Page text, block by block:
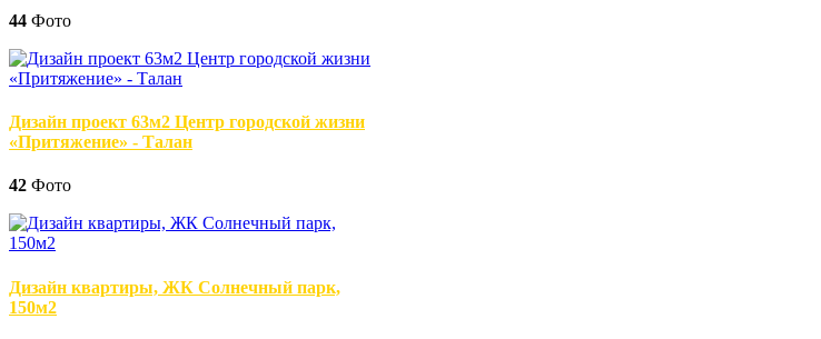
44 Фото
Дизайн проект 63м2 Центр городской жизни
«Притяжение» - Талан
42 Фото
Дизайн квартиры, ЖК Солнечный парк,
150м2